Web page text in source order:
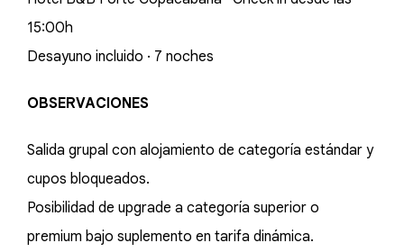
15:00h
Desayuno incluido · 7 noches
OBSERVACIONES
Salida grupal con alojamiento de categoría estándar y
cupos bloqueados.
Posibilidad de upgrade a categoría superior o
premium bajo suplemento en tarifa dinámica.